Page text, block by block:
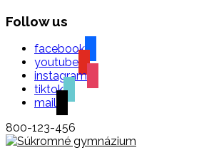
Follow us
facebook
youtube
instagram
tiktok
mail
800-123-456